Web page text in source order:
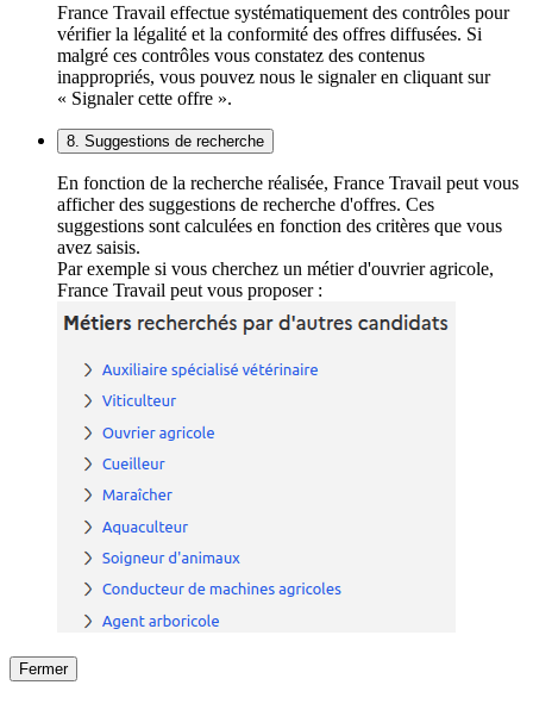
France Travail effectue systématiquement des contrôles pour
vérifier la légalité et la conformité des offres diffusées. Si
malgré ces contrôles vous constatez des contenus
inappropriés, vous pouvez nous le signaler en cliquant sur
« Signaler cette offre ».
8. Suggestions de recherche
En fonction de la recherche réalisée, France Travail peut vous
afficher des suggestions de recherche d'offres. Ces
suggestions sont calculées en fonction des critères que vous
avez saisis.
Par exemple si vous cherchez un métier d'ouvrier agricole,
France Travail peut vous proposer :
Fermer